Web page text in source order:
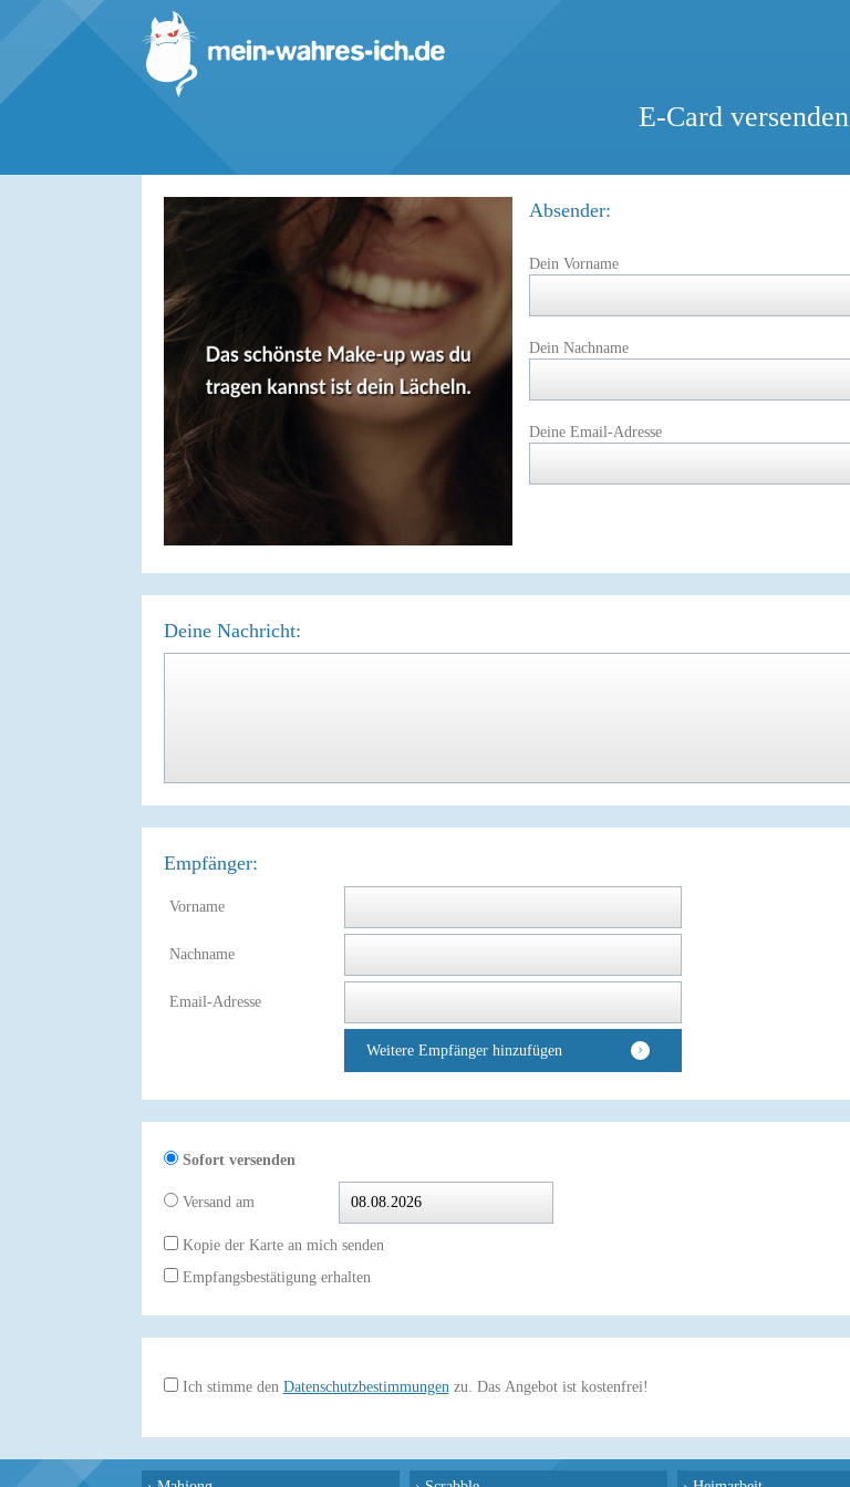
E-Card versenden
Absender:
Dein Vorname
Dein Nachname
Deine Email-Adresse
Deine Nachricht:
Empfänger:
Vorname
Nachname
Email-Adresse
Weitere Empfänger hinzufügen
Sofort versenden
Versand am
Kopie der Karte an mich senden
Empfangsbestätigung erhalten
Ich stimme den Datenschutzbestimmungen zu. Das Angebot ist kostenfrei!